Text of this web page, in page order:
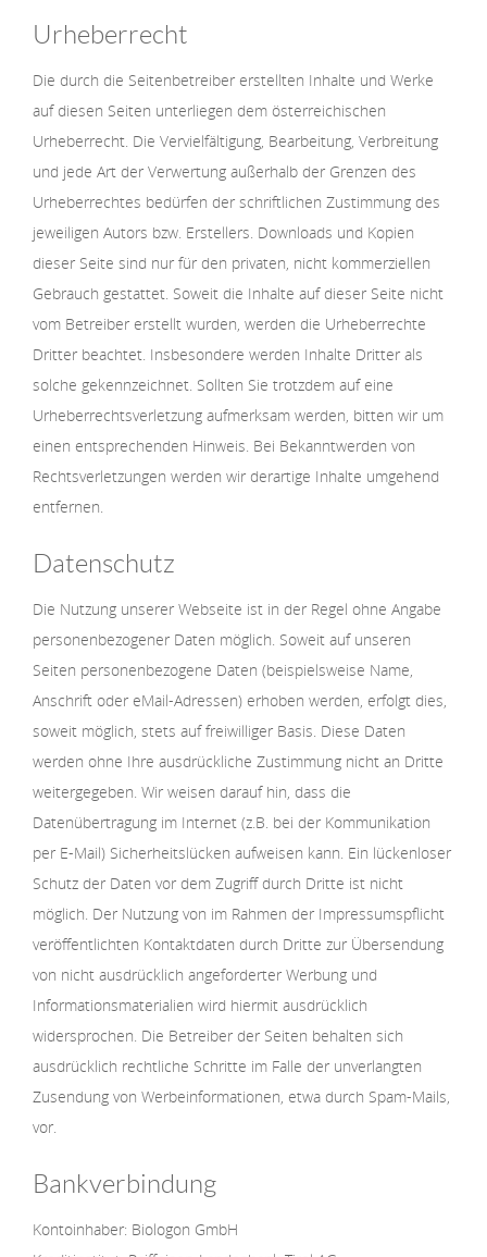
Urheberrecht
Die durch die Seitenbetreiber erstellten Inhalte und Werke
auf diesen Seiten unterliegen dem österreichischen
Urheberrecht. Die Vervielfältigung, Bearbeitung, Verbreitung
und jede Art der Verwertung außerhalb der Grenzen des
Urheberrechtes bedürfen der schriftlichen Zustimmung des
jeweiligen Autors bzw. Erstellers. Downloads und Kopien
dieser Seite sind nur für den privaten, nicht kommerziellen
Gebrauch gestattet. Soweit die Inhalte auf dieser Seite nicht
vom Betreiber erstellt wurden, werden die Urheberrechte
Dritter beachtet. Insbesondere werden Inhalte Dritter als
solche gekennzeichnet. Sollten Sie trotzdem auf eine
Urheberrechtsverletzung aufmerksam werden, bitten wir um
einen entsprechenden Hinweis. Bei Bekanntwerden von
Rechtsverletzungen werden wir derartige Inhalte umgehend
entfernen.
Datenschutz
Die Nutzung unserer Webseite ist in der Regel ohne Angabe
personenbezogener Daten möglich. Soweit auf unseren
Seiten personenbezogene Daten (beispielsweise Name,
Anschrift oder eMail-Adressen) erhoben werden, erfolgt dies,
soweit möglich, stets auf freiwilliger Basis. Diese Daten
werden ohne Ihre ausdrückliche Zustimmung nicht an Dritte
weitergegeben. Wir weisen darauf hin, dass die
Datenübertragung im Internet (z.B. bei der Kommunikation
per E-Mail) Sicherheitslücken aufweisen kann. Ein lückenloser
Schutz der Daten vor dem Zugriff durch Dritte ist nicht
möglich. Der Nutzung von im Rahmen der Impressumspflicht
veröffentlichten Kontaktdaten durch Dritte zur Übersendung
von nicht ausdrücklich angeforderter Werbung und
Informationsmaterialien wird hiermit ausdrücklich
widersprochen. Die Betreiber der Seiten behalten sich
ausdrücklich rechtliche Schritte im Falle der unverlangten
Zusendung von Werbeinformationen, etwa durch Spam-Mails,
vor.
Bankverbindung
Kontoinhaber: Biologon GmbH